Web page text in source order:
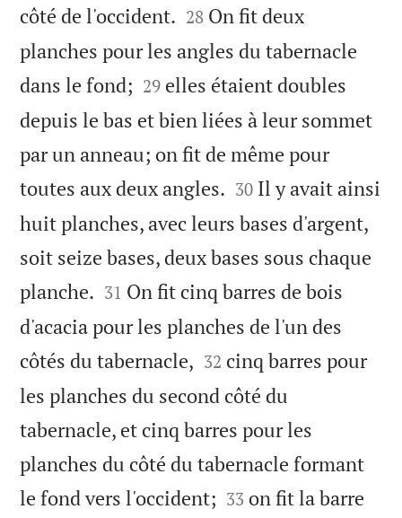
côté de l'occident. 

28 On fit deux
planches pour les angles du tabernacle
dans le fond; 

29 elles étaient doubles
depuis le bas et bien liées à leur sommet
par un anneau; on fit de même pour
toutes aux deux angles. 

30 Il y avait ainsi
huit planches, avec leurs bases d'argent,
soit seize bases, deux bases sous chaque
planche. 

31 On fit cinq barres de bois
d'acacia pour les planches de l'un des
côtés du tabernacle, 

32 cinq barres pour
les planches du second côté du
tabernacle, et cinq barres pour les
planches du côté du tabernacle formant
le fond vers l'occident; 

33 on fit la barre